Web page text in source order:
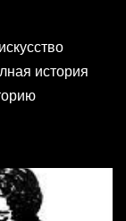
история